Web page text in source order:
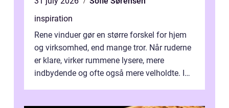
inspiration
Rene vinduer gør en større forskel for hjem
og virksomhed, end mange tror. Når ruderne
er klare, virker rummene lysere, mere
indbydende og ofte også mere velholdte. I